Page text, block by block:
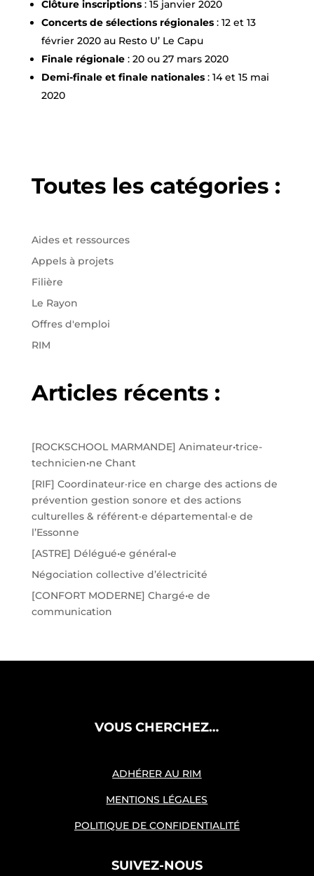
Clôture inscriptions: 15 janvier 2020
Concerts de sélections régionales: 12 et 13
février 2020 au Resto U’ Le Capu
Finale régionale: 20 ou 27 mars 2020
Demi-finale et finale nationales: 14 et 15 mai
2020
Toutes les catégories :
Aides et ressources
Appels à projets
Filière
Le Rayon
Offres d'emploi
RIM
Articles récents :
[ROCKSCHOOL MARMANDE] Animateur•trice-
technicien•ne Chant
[RIF] Coordinateur·rice en charge des actions de
prévention gestion sonore et des actions
culturelles & référent·e départemental·e de
l’Essonne
[ASTRE] Délégué•e général•e
Négociation collective d’électricité
[CONFORT MODERNE] Chargé•e de
communication
VOUS CHERCHEZ…
ADHÉRER AU RIM
MENTIONS LÉGALES
POLITIQUE DE CONFIDENTIALITÉ
SUIVEZ-NOUS